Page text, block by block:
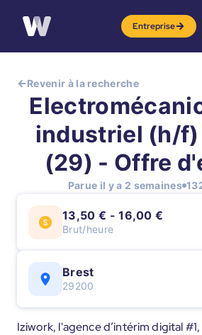
Entreprise
Revenir à la recherche
industriel (h/f)
(29) - Offre
Parue il y a 2 semaines
13,50 € - 16,00 €
Brut/heure
Brest
29200
Iziwork, l'agence d’intérim digital